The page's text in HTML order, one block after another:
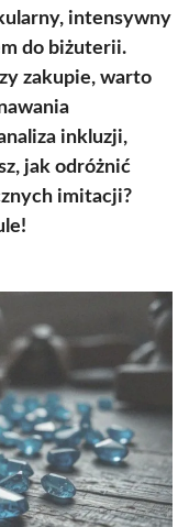
intensywny
do biżuterii.
zakupie, warto
inkluzji,
jak odróżnić
imitacji?